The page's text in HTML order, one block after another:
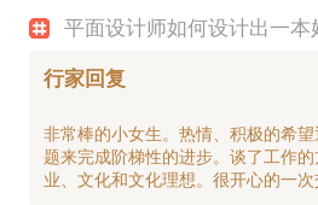
平面设计师如何设计出一本
行家回复
非常棒的小女生。热情、积极的希
题来完成阶梯性的进步。谈了工作